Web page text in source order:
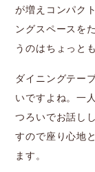
が増えコンパク
ングスペースを
うのはちょっと
ダイニングテー
いですよね。一
つろいでお話し
すので座り心地
ます。